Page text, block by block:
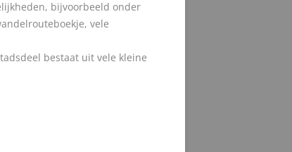
bijvoorbeeld onder
vele
bestaat uit vele kleine